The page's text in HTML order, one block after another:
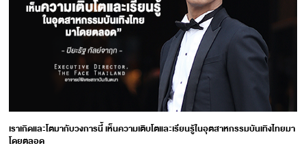
เราเกิดและโตมากับวงการนี้ เห็นความเติบโตและเรียนรู้ในอุตสาหกรรมบันเทิงไทยมา
โดยตลอด